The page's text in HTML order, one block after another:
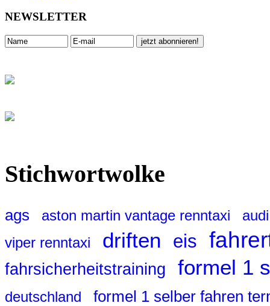
NEWSLETTER
Stichwortwolke
ags aston martin vantage renntaxi
viper renntaxi
driften eis
fahrsicherheitstraining formel 1
deutschland formel 1 selber fahren